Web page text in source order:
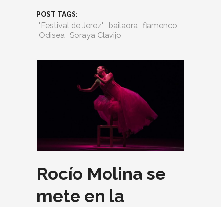
POST TAGS:
"Festival de Jerez" bailaora flamenco
Odisea Soraya Clavijo
Rocío Molina se
mete en la